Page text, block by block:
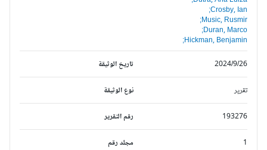
Crosby, Ian;
Music, Rusmir;
Duran, Marco;
Hickman, Benjamin;
تاريخ الوثيقة
2024/9/26
نوع الوثيقة تقرير
رقم التقرير 193276
مجلد رقم